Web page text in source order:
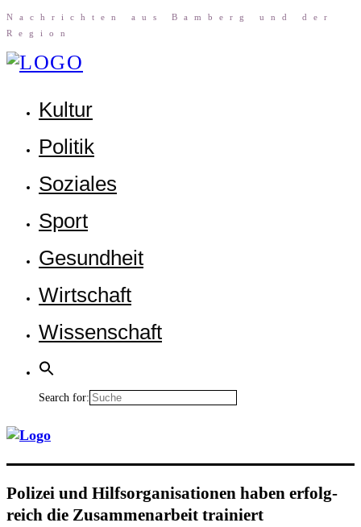
Nach­rich­ten aus Bam­berg und der
Region
Kul­tur
Poli­tik
Sozia­les
Sport
Gesund­heit
Wirt­schaft
Wis­sen­schaft
Search for:
Poli­zei und Hilfs­or­ga­ni­sa­tio­nen haben erfolg­
reich die Zusam­men­ar­beit trainiert